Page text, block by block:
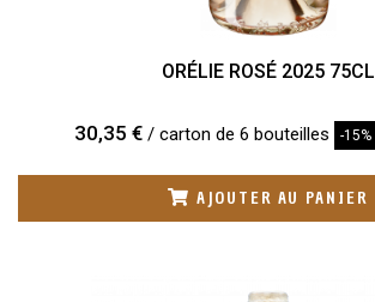
ORÉLIE ROSÉ 2025 75CL
30,35 €/ carton de 6 bouteilles -15%
AJOUTER AU PANIER